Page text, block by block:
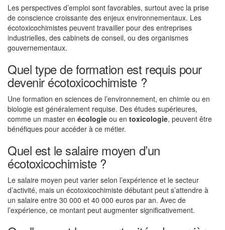
Les perspectives d’emploi sont favorables, surtout avec la prise
de conscience croissante des enjeux environnementaux. Les
écotoxicochimistes peuvent travailler pour des entreprises
industrielles, des cabinets de conseil, ou des organismes
gouvernementaux.
Quel type de formation est requis pour
devenir écotoxicochimiste ?
Une formation en sciences de l’environnement, en chimie ou en
biologie est généralement requise. Des études supérieures,
comme un master en écologie ou en toxicologie, peuvent être
bénéfiques pour accéder à ce métier.
Quel est le salaire moyen d’un
écotoxicochimiste ?
Le salaire moyen peut varier selon l’expérience et le secteur
d’activité, mais un écotoxicochimiste débutant peut s’attendre à
un salaire entre 30 000 et 40 000 euros par an. Avec de
l’expérience, ce montant peut augmenter significativement.